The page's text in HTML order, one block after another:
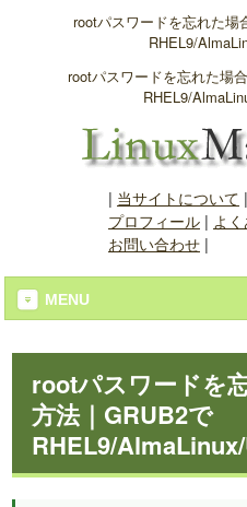
rootパスワードを忘れた場
RHEL9/
rootパスワードを忘れた場
RHEL9/
| 当サイトについて |
プロフィール| よ
お問い合わせ|
MENU
rootパスワードを
方法｜GRUB2で
RHEL9/